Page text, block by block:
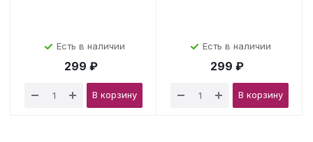
Есть в наличии
299 ₽
В корзину
Есть в наличии
299 ₽
В корзину